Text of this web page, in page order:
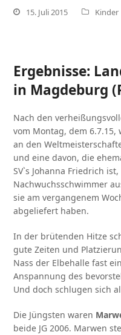
15. Juli 2015 Kinder
Ergebnisse:
in Magdeburg
Nach den
vom Montag, dem 6.7.15,
an den
und eine davon, die
SV`s Johanna Friedrich
Nachwuchsschwimmer
sie am vergangenem
abgeliefert haben.
In der brütenden Hitze
gute Zeiten und
Nass der Elbehalle fast
Anspannung des
Und doch schlugen sich
Die Jüngsten waren
beide JG 2006. Marwen